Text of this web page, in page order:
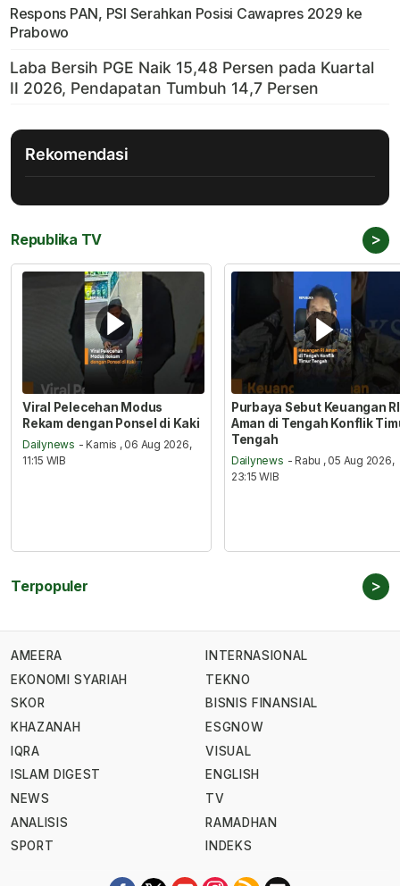
Respons PAN, PSI Serahkan Posisi Cawapres 2029 ke
Prabowo
Rekomendasi
Republika TV >
Viral Pelecehan Modus
Rekam dengan Ponsel di Kaki
Dailynews - Kamis , 06 Aug 2026,
11:15 WIB
Purbaya Sebut Keuangan RI
Aman di Tengah Konflik
Tengah
Dailynews - Rabu , 05 Aug 2026,
23:15 WIB
Terpopuler >
AMEERA
EKONOMI SYARIAH
SKOR
KHAZANAH
IQRA
ISLAM DIGEST
NEWS
ANALISIS
SPORT
INTERNASIONAL
TEKNO
BISNIS FINANSIAL
ESGNOW
VISUAL
ENGLISH
TV
RAMADHAN
INDEKS